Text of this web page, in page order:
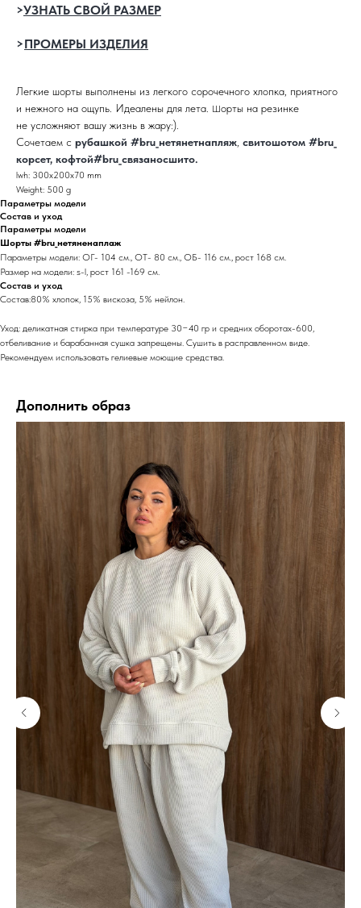
>УЗНАТЬ СВОЙ РАЗМЕР
>ПРОМЕРЫ ИЗДЕЛИЯ
Легкие шорты выполнены из легкого сорочечного хлопка, приятного
и нежного на ощупь. Идеалены для лета. Шорты на резинке
не усложняют вашу жизнь в жару:).
Сочетаем с рубашкой #bru_нетянетнапляж свитошотом #bru_
корсет, кофтой#bru_связаносшито.
lwh: 300x200x70 mm
Weight: 500 g
Параметры модели
Состав и уход
Параметры модели
Шорты #bru_нетяненаплаж
Параметры модели: ОГ- 104 см., ОТ- 80 см., ОБ- 116 см., рост 168 см.
Размер на модели: s-l, рост 161 -169 см.
Состав и уход
Состав:80% хлопок, 15% вискоза, 5% нейлон.
Уход: деликатная стирка при температуре 30−40 гр и средних оборотах-600,
отбеливание и барабанная сушка запрещены. Сушить в расправленном виде.
Рекомендуем использовать гелиевые моющие средства.
Дополнить образ